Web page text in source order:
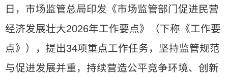
日，市场监管总局印发《市场监管部门促进民营
经济发展壮大2026年工作要点》（下称《工作要
点》），提出34项重点工作任务，坚持监管规范
与促进发展并重，持续营造公平竞争环境、创新